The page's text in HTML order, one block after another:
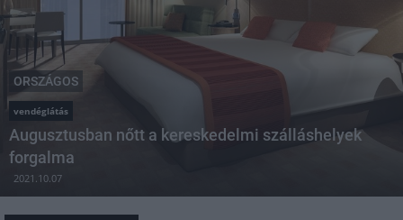
ORSZÁGOS
vendéglátás
Augusztusban nőtt a kereskedelmi szálláshelyek
forgalma
2021.10.07